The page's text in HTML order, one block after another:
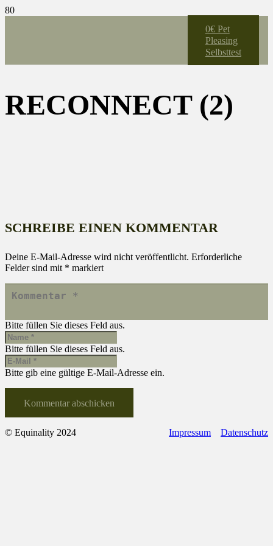
0€ Pet
Pleasing
Selbsttest
RECONNECT (2)
SCHREIBE EINEN KOMMENTAR
Deine E-Mail-Adresse wird nicht veröffentlicht. Erforderliche
Felder sind mit * markiert
Bitte füllen Sie dieses Feld aus.
Bitte füllen Sie dieses Feld aus.
Bitte gib eine gültige E-Mail-Adresse ein.
Kommentar abschicken
© Equinality 2024 Impressum Datenschutz